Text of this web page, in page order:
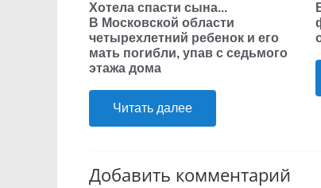
Хотела спасти сына...
В Московской области
четырехлетний ребенок и его
мать погибли, упав с седьмого
этажа дома
Читать далее
Добавить комментарий